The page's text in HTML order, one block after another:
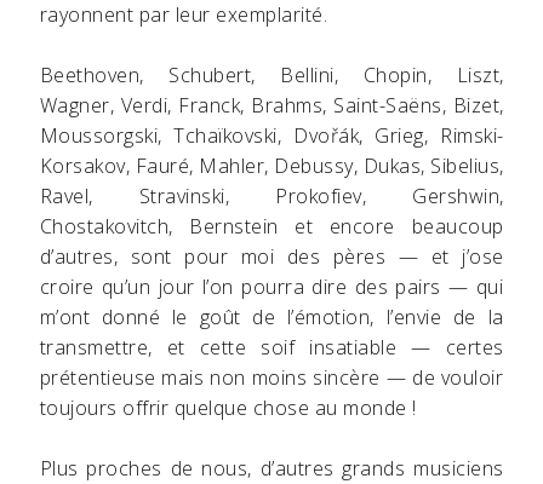
rayonnent par leur exemplarité.
Beethoven, Schubert, Bellini, Chopin, Liszt,
Wagner, Verdi, Franck, Brahms, Saint-Saëns, Bizet,
Moussorgski, Tchaïkovski, Dvořák, Grieg, Rimski-
Korsakov, Fauré, Mahler, Debussy, Dukas, Sibelius,
Ravel, Stravinski, Prokofiev, Gershwin,
Chostakovitch, Bernstein et encore beaucoup
d’autres, sont pour moi des pères — et j’ose
croire qu’un jour l’on pourra dire des pairs — qui
m’ont donné le goût de l’émotion, l’envie de la
transmettre, et cette soif insatiable — certes
prétentieuse mais non moins sincère — de vouloir
toujours offrir quelque chose au monde !
Plus proches de nous, d’autres grands musiciens